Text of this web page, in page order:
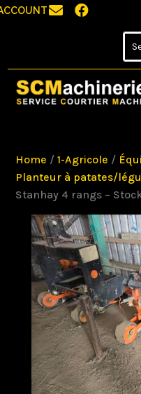
 
Home /1-Agricole /
Planteur à patates/
Stanhay 4 rangs –